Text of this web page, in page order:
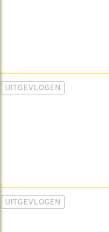
UITGEVLOGEN
UITGEVLOGEN